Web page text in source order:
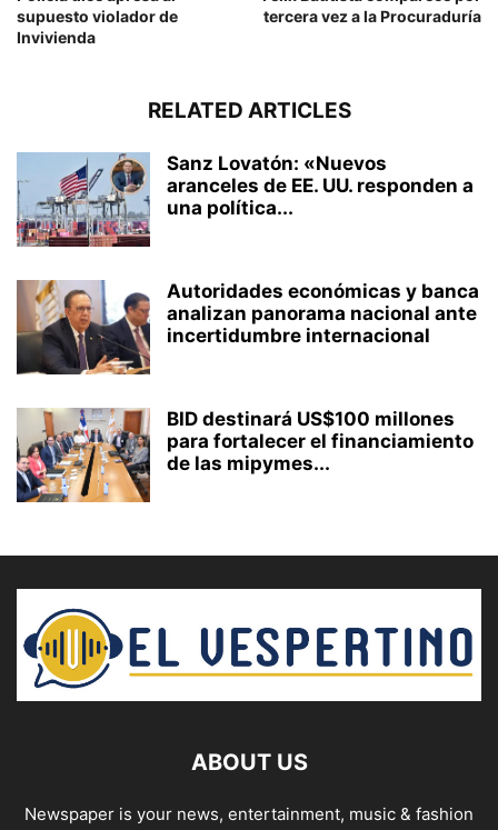
supuesto violador de
Invivienda
tercera vez a la Procuraduría
RELATED ARTICLES
Sanz Lovatón: «Nuevos
aranceles de EE. UU. responden a
una política...
Autoridades económicas y banca
analizan panorama nacional ante
incertidumbre internacional
BID destinará US$100 millones
para fortalecer el financiamiento
de las mipymes...
ABOUT US
Newspaper is your news, entertainment, music & fashion